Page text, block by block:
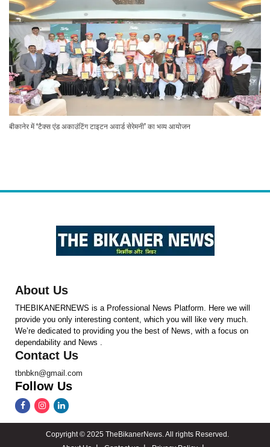
बीकानेर में ‘टैक्स एंड अकाउंटिंग टाइटन अवार्ड सेरेमनी’ का भव्य आयोजन
About Us
THEBIKANERNEWS is a Professional News Platform. Here we will
provide you only interesting content, which you will like very much.
We’re dedicated to providing you the best of News, with a focus on
dependability and News .
Contact Us
tbnbkn@gmail.com
Follow Us
Copyright © 2025 TheBikanerNews. All rights Reserved.